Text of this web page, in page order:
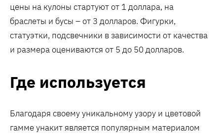
цены на кулоны стартуют от 1 доллара, на
браслеты и бусы – от 3 долларов. Фигурки,
статуэтки, подсвечники в зависимости от качества
и размера оцениваются от 5 до 50 долларов.
Где используется
Благодаря своему уникальному узору и цветовой
гамме унакит является популярным материалом